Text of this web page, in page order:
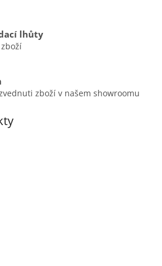
lhůty
zboží v našem showroomu